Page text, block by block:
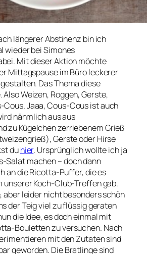
längerer Abstinenz bin ich
wieder bei Simones
Mit dieser Aktion möchte
Mittagspause im Büro leckerer
Das Thema diese
Weizen, Roggen, Gerste,
Cous. Jaaa, Cous-Cous ist auch
nähmlich aus aus
zu Kügelchen zerriebenem Grieß
Gerste oder Hirse
duhier. Ursprünglich wollte ich ja
Salat machen – doch dann
an die Ricotta-Puffer, die es
unserer Koch-Club-Treffen gab.
aber leider nicht besonders schön
der Teig viel zu flüssig geraten
die Idee, es doch einmal mit
Bouletten zu versuchen. Nach
mit den Zutaten sind
geworden. Die Bratlinge sind